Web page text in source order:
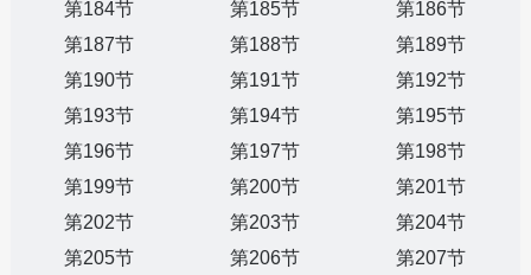
第184节
第185节
第186节
第187节
第188节
第189节
第190节
第191节
第192节
第193节
第194节
第195节
第196节
第197节
第198节
第199节
第200节
第201节
第202节
第203节
第204节
第205节
第206节
第207节